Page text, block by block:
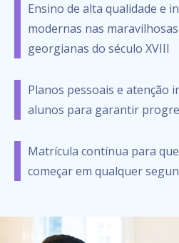
Ensino de alta qualidade e
modernas nas
georgianas do século XVIII
Planos pessoais e atenção
alunos para garantir
Matrícula contínua para
começar em qualquer